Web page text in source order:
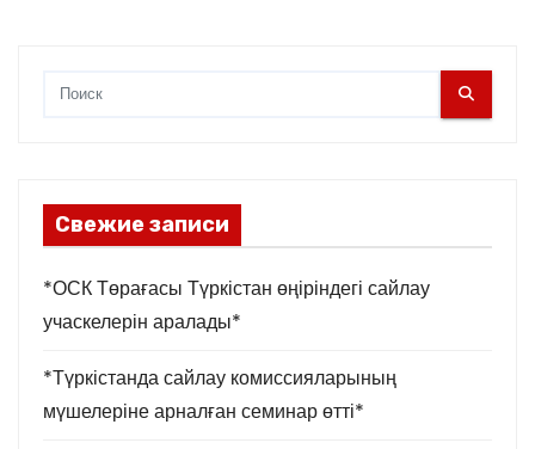
Свежие записи
*ОСК Төрағасы Түркістан өңіріндегі сайлау
учаскелерін аралады*
*Түркістанда сайлау комиссияларының
мүшелеріне арналған семинар өтті*